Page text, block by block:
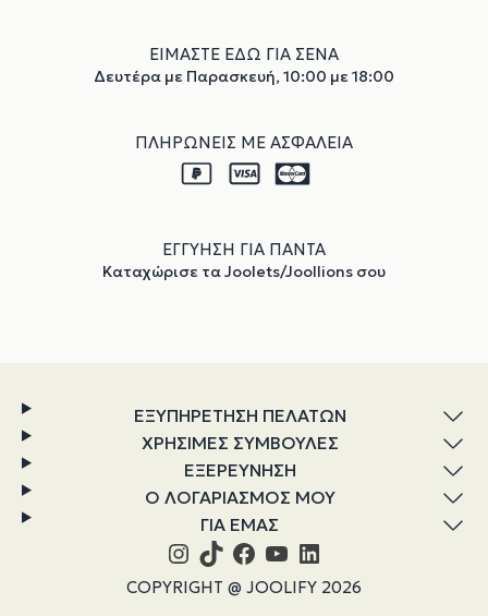
ΕΙΜΑΣΤΕ ΕΔΩ ΓΙΑ ΣΕΝΑ
Δευτέρα με Παρασκευή, 10:00 με 18:00
ΠΛΗΡΩΝΕΙΣ ΜΕ ΑΣΦΑΛΕΙΑ
ΕΓΓΥΗΣΗ ΓΙΑ ΠΑΝΤΑ
Καταχώρισε τα Joolets/Joollions σου
ΕΞΥΠΗΡΕΤΗΣΗ ΠΕΛΑΤΩΝ
ΧΡΗΣΙΜΕΣ ΣΥΜΒΟΥΛΕΣ
ΕΞΕΡΕΥΝΗΣΗ
Ο ΛΟΓΑΡΙΑΣΜΟΣ ΜΟΥ
ΓΙΑ ΕΜΑΣ
COPYRIGHT @ JOOLIFY 2026